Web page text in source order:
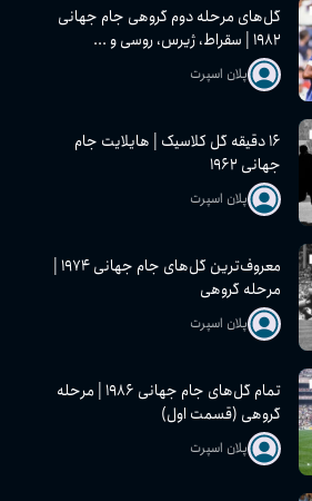
گل‌های مرحله دوم گروهی جام جهانی
۱۹۸۲ | سقراط، ژیرس، روسی و ...
پلان اسپرت
۱۶ دقیقه گل کلاسیک | هایلایت جام
جهانی ۱۹۶۲
پلان اسپرت
معروف‌ترین گل‌های جام جهانی ۱۹۷۴ |
مرحله گروهی
پلان اسپرت
تمام گل‌های جام جهانی ۱۹۸۶ | مرحله
گروهی (قسمت اول)
پلان اسپرت